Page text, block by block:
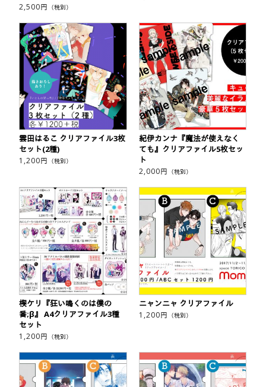
2,500円 （税別）
雲田はるこ クリアファイル3枚
セット(2種)
1,200円 （税別）
紀伊カンナ『魔法が使えなく
ても』クリアファイル5枚セッ
ト
2,000円 （税別）
楔ケリ『狂い鳴くのは僕の
番;β』 A4クリアファイル3種
セット
1,200円 （税別）
ニャンニャ クリアファイル
1,200円 （税別）